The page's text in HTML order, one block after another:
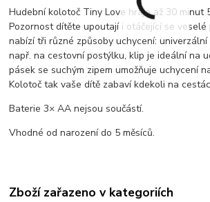
Hudební kolotoč Tiny Love hraje až 30 minut
Pozornost dítěte upoutají i otáčející se veselé
nabízí tři různé způsoby uchycení:
např. na cestovní postýlku, klip je ideální na
pásek se suchým zipem umožňuje uchycení
Kolotoč tak vaše dítě zabaví kdekoli na
Baterie 3× AA nejsou součástí.
Vhodné od narození do 5 měsíců.
Zboží zařazeno v kategoriích